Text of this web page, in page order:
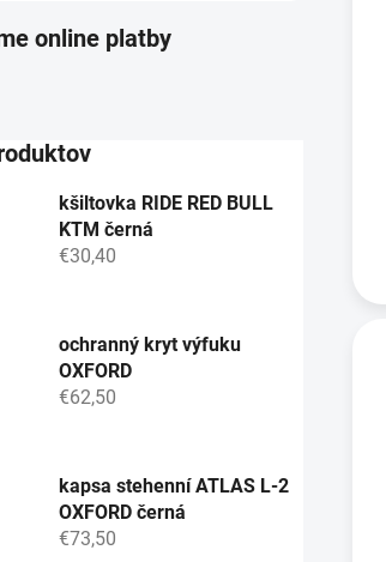
online platby
kšiltovka RIDE RED BULL
KTM černá
€30,40
ochranný kryt výfuku
OXFORD
€62,50
kapsa stehenní ATLAS L-2
OXFORD černá
€73,50